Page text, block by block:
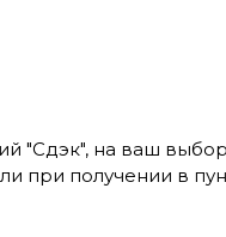
"Сдэк", на ваш
при получении в